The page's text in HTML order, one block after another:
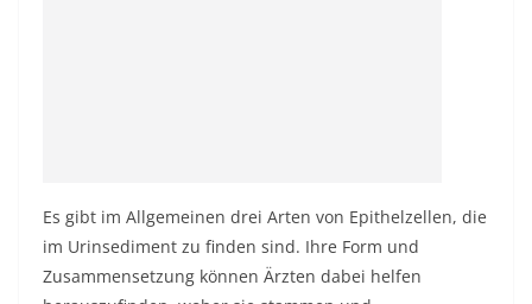
Es gibt im Allgemeinen drei Arten von Epithelzellen, die
im Urinsediment zu finden sind. Ihre Form und
Zusammensetzung können Ärzten dabei helfen